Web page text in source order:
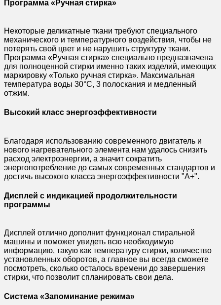
Программа «Ручная стирка»
Некоторые деликатные ткани требуют специального
механического и температурного воздействия, чтобы не
потерять свой цвет и не нарушить структуру ткани.
Программа «Ручная стирка» специально предназначена
для полноценной стирки именно таких изделий, имеющих
маркировку «Только ручная стирка». Максимальная
температура воды 30°С, 3 полоскания и медленный
отжим.
Высокий класс энергоэффективности
Благодаря использованию современного двигатель и
нового нагревательного элемента нам удалось снизить
расход электроэнергии, а значит сократить
энергопотребление до самых современных стандартов и
достичь высокого класса энергоэффективности "А+".
Дисплей с индикацией продолжительности
программы
Дисплей отлично дополнит функционал стиральной
машины и поможет увидеть всю необходимую
информацию, такую как температуру стирки, количество
установленных оборотов, а главное вы всегда сможете
посмотреть, сколько осталось времени до завершения
стирки, что позволит спланировать свои дела.
Система «Запоминание режима»